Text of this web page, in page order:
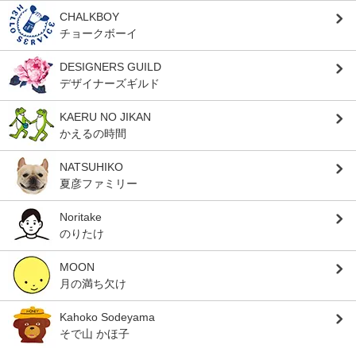
CHALKBOY
チョークボーイ
DESIGNERS GUILD
デザイナーズギルド
KAERU NO JIKAN
かえるの時間
NATSUHIKO
夏彦ファミリー
Noritake
のりたけ
MOON
月の満ち欠け
Kahoko Sodeyama
そで山 かほ子